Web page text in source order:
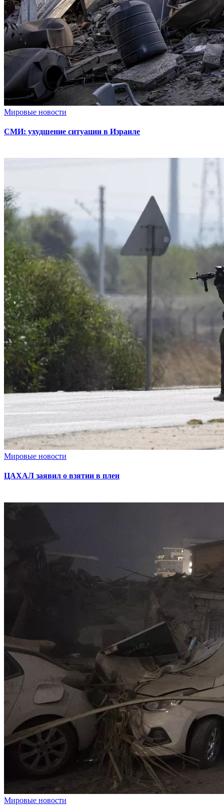
Мировые новости
СМИ: ухудшение ситуации в Израиле
Мировые новости
ЦАХАЛ заявил о взятии в плен
Мировые новости